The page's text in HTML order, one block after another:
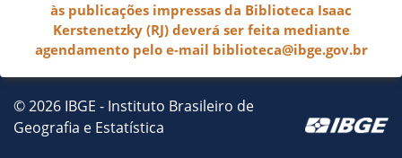
às publicações impressas da Biblioteca Isaac
Kerstenetzky (RJ) deverá ser feita mediante
agendamento pelo e-mail biblioteca@ibge.gov.br
© 2026 IBGE - Instituto Brasileiro de
Geografia e Estatística